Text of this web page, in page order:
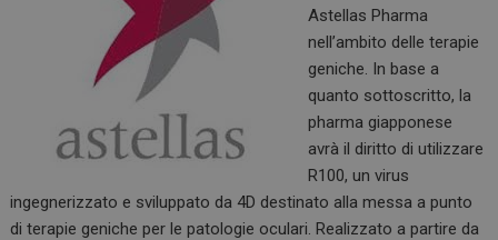
Astellas Pharma
nell’ambito delle terapie
geniche. In base a
quanto sottoscritto, la
pharma giapponese
avrà il diritto di utilizzare
R100, un virus
ingegnerizzato e sviluppato da 4D destinato alla messa a punto
di terapie geniche per le patologie oculari. Realizzato a partire da